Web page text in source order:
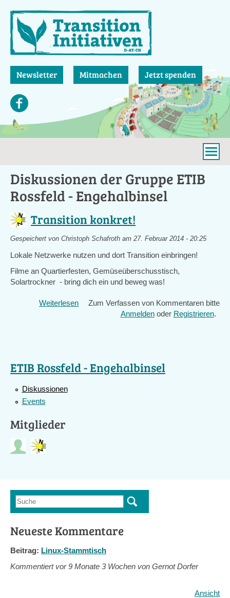
zum
Inhalt
Newsletter Mitmachen Jetzt spenden
Diskussionen der Gruppe ETIB
Rossfeld - Engehalbinsel
Transition konkret!
Gespeichert von Christoph Schafroth am 27. Februar 2014 - 20:25
Lokale Netzwerke nutzen und dort Transition einbringen!
Filme an Quartierfesten, Gemüseüberschusstisch,
Solartrockner - bring dich ein und beweg was!
Weiterlesen überZum Verfassen von Kommentaren bitte
Anmeldenoder Registrieren.
ETIB Rossfeld - Engehalbinsel
Diskussionen
Events
Mitglieder
Suchformular
Suche
Neueste Kommentare
Beitrag: Linux-Stammtisch
Kommentiert vor9 Monate 3 Wochen von Gernot Dorfer
Ansicht